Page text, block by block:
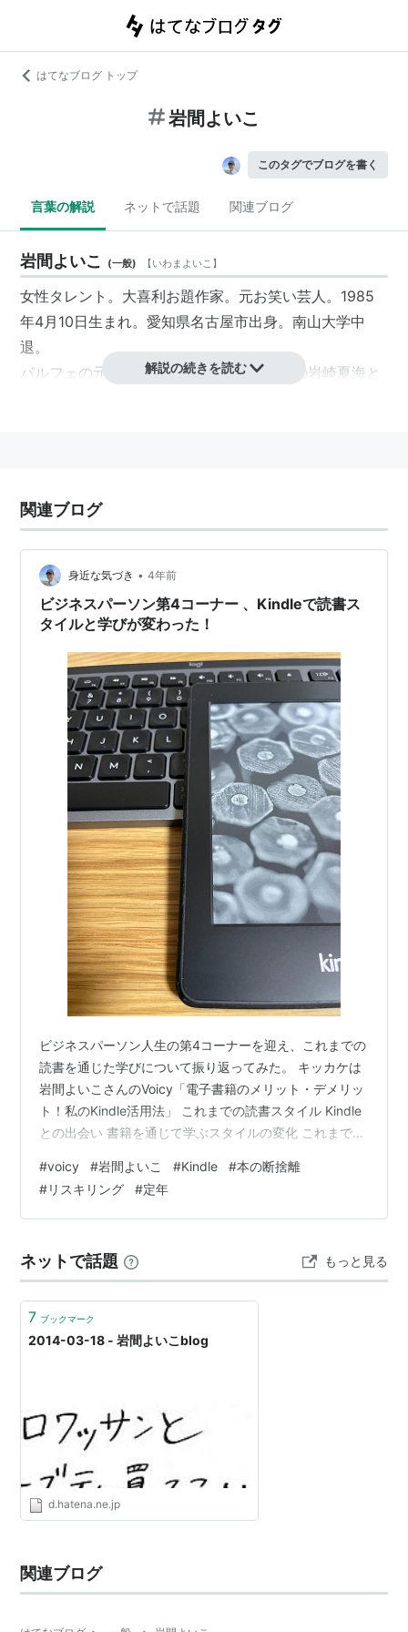
はてなブログ トップ
岩間よいこ
このタグでブログを書く
言葉の解説 ネットで話題 関連ブログ
岩間よいこ (一般) 【いわまよいこ 】
女性タレント。大喜利お題作家。元お笑い芸人。1985
年4月10日生まれ。愛知県名古屋市出身。南山大学中
退。
パルフェ の元メンバーで2012年1月に作家の岩崎夏海と
解説の続きを読む
関連ブログ
身近な気づき • 4年前
ビジネスパーソン第4コーナー 、Kindleで読書ス
タイルと学びが変わった！
ビジネスパーソン人生の第4コーナーを迎え、これまでの
読書を通じた学びについて振り返ってみた。 キッカケは
岩間よいこさんのVoicy「電子書籍のメリット・デメリッ
ト！私のKindle活用法」 これまでの読書スタイル Kindle
との出会い 書籍を通じて学ぶスタイルの変化 これまでの
ろいろなジャンルの本棚を時間をかけて眺めることが好
きだった。店内の紙の匂いもとても心地よかった。 書籍
の選び方は、ジャンル毎の書棚から手に取り選ぶのでは
ナーから選んでいた。そう自分が選んだのではなく、他
人の意見を参考に…
#voicy #岩間よいこ #Kindle #本の断捨離
#リスキリング #定年
ネットで話題 もっと見る
7 ブックマーク
2014-03-18 - 岩間よいこblog
d.hatena.ne.jp
関連ブログ